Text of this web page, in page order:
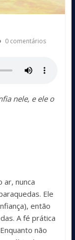
0 comentários
nele, e ele o
ar, nunca
Ele
então
A fé prática
não